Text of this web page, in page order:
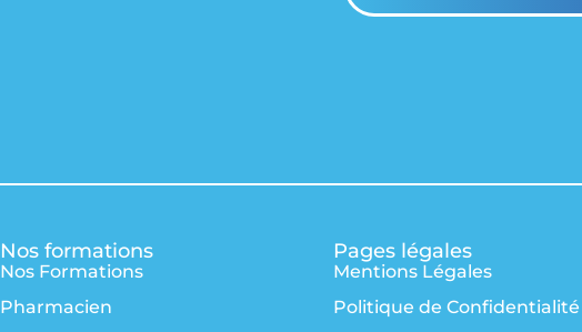
Nos formations
Nos Formations
Pharmacien
Pages légales
Mentions Légales
Politique de Confidentialité